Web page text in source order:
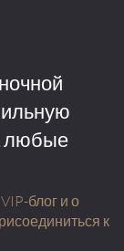
любые
блог и о
к